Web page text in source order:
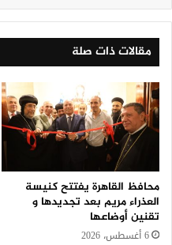
مقالات ذات صلة
محافظ القاهرة يفتتح كنيسة
العذراء مريم بعد تجديدها و
تقنين أوضاعها
6 أغسطس، 2026